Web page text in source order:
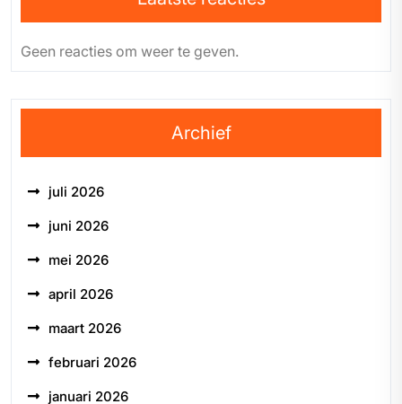
Geen reacties om weer te geven.
Archief
juli 2026
juni 2026
mei 2026
april 2026
maart 2026
februari 2026
januari 2026